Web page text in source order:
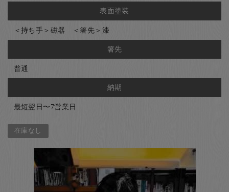
表面塗装
＜持ち手＞磁器 ＜箸先＞漆
箸先
普通
納期
最短翌日〜7営業日
在庫なし